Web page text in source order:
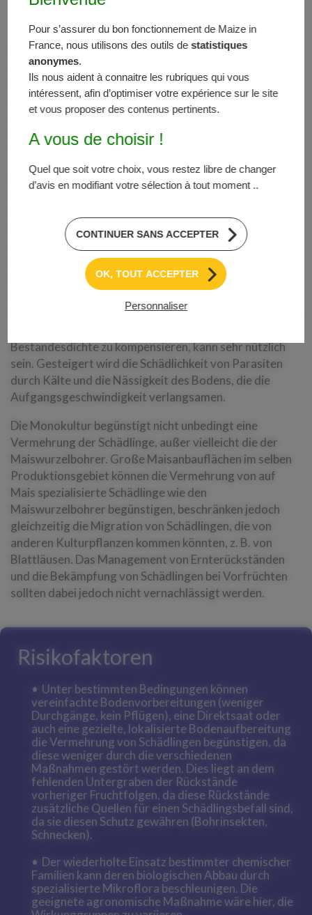
Die agronomische Schädlingsbekämpfung
Die Entwicklung des Klimas (die Erwärmung verändert
die Dynamik der Insektenpopulationen, vor allem die der
Nachtinsekten) und die veränderte Ausrichtung der
Anbaustrategien (insbesondere die
Ausweichstrategien) sowie die technischen
Maßnahmen haben einen Einfluss auf das
Sämtliche Techniken sind von Vorteil, die die
Gefahr besteht, dass sie durch Parasiten geschädigt
werden: eine gute Vorbereitung des Bodens und/oder
Startdünger, insbesondere für Schädlinge, die das
Wurzelsystem angreifen (Symphylane, Larven der
Sorten mit einer guten Wuchskraft zu Beginn des Zyklus
Bestandesdichte zu kompensieren, kann sehr nützlich
sein. Gesteigert wird die Schädlichkeit von Parasiten
durch Kälte und die Nässigkeit des Bodens, die die
Aufgangsgeschwindigkeit verlangsamen.
Die Monokultur begünstigt nicht unbedingt eine
Vermehrung der Schädlinge, außer vielleicht die der
Maiswurzelbohrer. Große Maisanbauflächen im selben
Produktionsgebiet können die Vermehrung von auf
Mais spezialisierte Schädlinge wie den
Maiswurzelbohrer begünstigen, beschränken jedoch
gleichzeitig die Migration von Schädlingen, die von
anderen Kulturpflanzen kommen könnten, z. B. von
Blattläusen. Das Management von Ernterückständen
und die Bekämpfung von Schädlingen bei Vorfrüchten
sollten dabei jedoch nicht vernachlässigt werden.
Risikofaktoren
Unter bestimmten Bedingungen können
vereinfachte Bodenvorbereitungen (weniger
Durchgänge, kein Pflügen), eine Direktsaat oder
auch eine gezielte, lokalisierte Bodenaufbereitung
die Vermehrung von Schädlingen begünstigen, da
diese weniger durch die verschiedenen
Maßnahmen gestört werden. Dies liegt an dem
fehlenden Untergraben der Rückstände
vorheriger Fruchtfolgen, da diese Rückstände
zusätzliche Quellen für einen Schädlingsbefall sind,
da sie diesen Schutz gewähren (Bohrinsekten,
Schnecken).
Der wiederholte Einsatz bestimmter chemischer
Familien kann deren biologischen Abbau durch
spezialisierte Mikroflora beschleunigen. Die
geeignete agronomische Maßnahme wäre hier, die
Pour s’assurer du bon fonctionnement de Maize in
France, nous utilisons des outils destatistiques
anonymes.
Ils nous aident à connaitre les rubriques qui vous
intéressent, afin d’optimiser votre expérience sur le site
et vous proposer des contenus pertinents.
A vous de choisir !
Quel que soit votre choix, vous restez libre de changer
d’avis en modifiant votre sélection à tout moment ..
OK, TOUT ACCEPTER
CONTINUER SANS ACCEPTER
Personnaliser